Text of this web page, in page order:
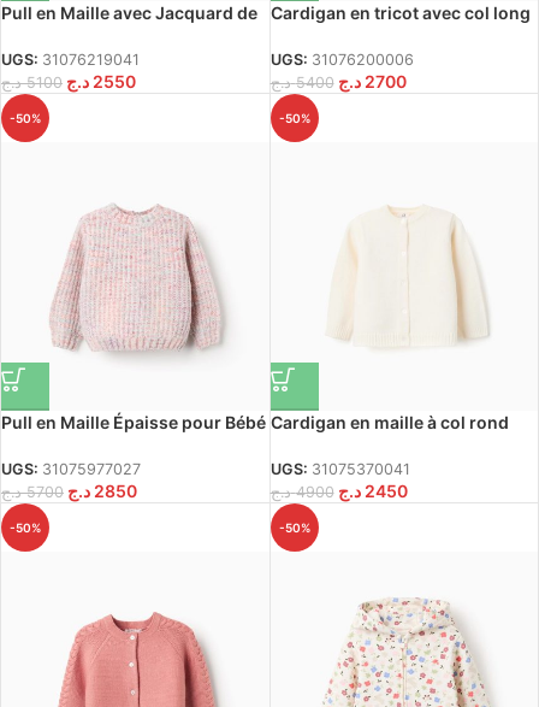
Pull en Maille avec Jacquard de
Blanc
UGS: 31076219041
5100 د.ج 2550 د.ج
Cardigan en tricot avec col long
foncé
UGS: 31076200006
5400 د.ج 2700 د.ج
-50%
Pull en Maille Épaisse pour Bébé
UGS: 31075977027
5700 د.ج 2850 د.ج
-50%
Cardigan en maille à col rond
UGS: 31075370041
4900 د.ج 2450 د.ج
-50% -50%